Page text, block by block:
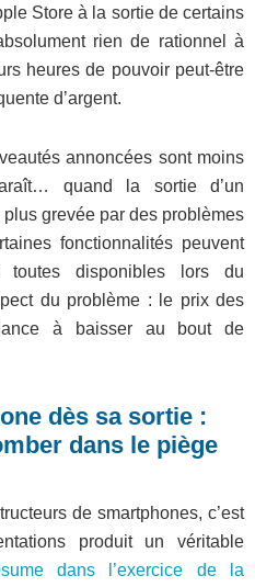
Store à la sortie de certains
rien de rationnel à
heures de pouvoir peut-être
d’argent.
annoncées sont moins
quand la sortie d’un
grevée par des problèmes
fonctionnalités peuvent
disponibles lors du
du problème : le prix des
à baisser au bout de
dès sa sortie :
dans le piège
de smartphones, c’est
produit un véritable
dans l’exercice de la